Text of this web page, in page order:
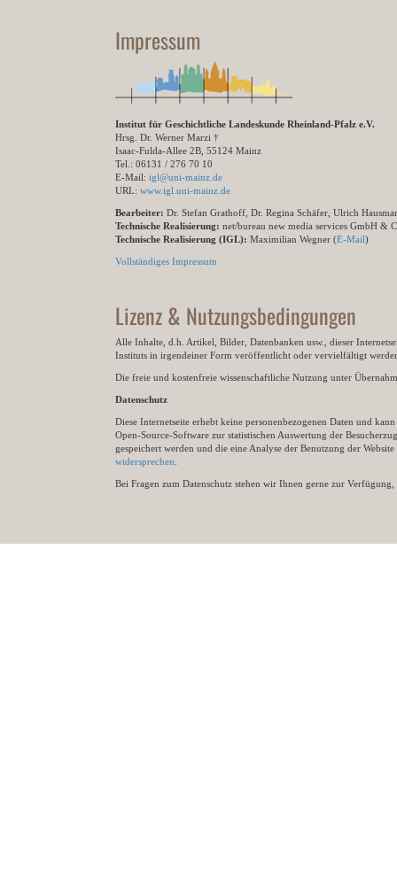
Impressum
Institut für Geschichtliche Landeskunde Rheinland-Pfalz e.V.
Hrsg. Dr. Werner Marzi †
Isaac-Fulda-Allee 2B, 55124 Mainz
Tel.: 06131 / 276 70 10
E-Mail: igl@uni-mainz.de
URL: www.igl.uni-mainz.de
Bearbeiter: Dr. Stefan Grathoff, Dr. Regina Schäfer, Ulrich
Technische Realisierung: net/bureau new media services GmbH &
Technische Realisierung (IGL): Maximilian Wegner (E-Mail)
Vollständiges Impressum
Lizenz & Nutzungsbedingungen
Alle Inhalte, d.h. Artikel, Bilder, Datenbanken usw., dieser
Instituts in irgendeiner Form veröffentlicht oder vervielfältigt
Die freie und kostenfreie wissenschaftliche Nutzung unter
Datenschutz
Diese Internetseite erhebt keine personenbezogenen Daten und
Open-Source-Software zur statistischen Auswertung der
gespeichert werden und die eine Analyse der Benutzung der
widersprechen
Bei Fragen zum Datenschutz stehen wir Ihnen gerne zur